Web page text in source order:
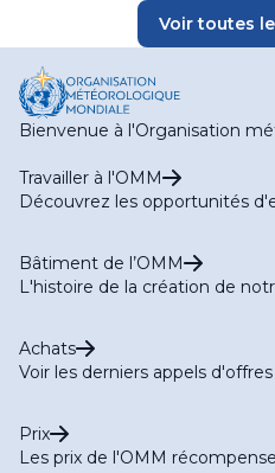
Voir toutes
Bienvenue à l'Organisation
Travailler à l'OMM
Découvrez les opportunités
Bâtiment de l’OMM
L'histoire de la création de
Achats
Voir les derniers appels d'offres
Prix
Les prix de l'OMM